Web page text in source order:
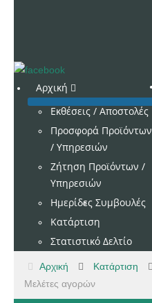
Αρχική
Εκθέσεις / Αποστολές
Προσφορά Προϊόντων
/ Υπηρεσιών
Ζήτηση Προϊόντων /
Υπηρεσιών
Ημερίδες Συμβουλές
Κατάρτιση
Στατιστικό Δελτίο
Αρχική Κατάρτιση
Μελέτες αγορών